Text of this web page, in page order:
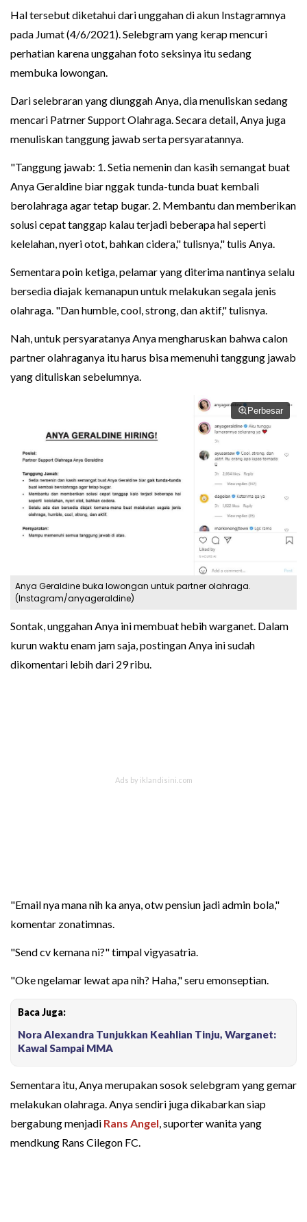
Hal tersebut diketahui dari unggahan di akun Instagramnya
pada Jumat (4/6/2021). Selebgram yang kerap mencuri
perhatian karena unggahan foto seksinya itu sedang
membuka lowongan.
Dari selebraran yang diunggah Anya, dia menuliskan sedang
mencari Patrner Support Olahraga. Secara detail, Anya juga
menuliskan tanggung jawab serta persyaratannya.
"Tanggung jawab: 1. Setia nemenin dan kasih semangat buat
Anya Geraldine biar nggak tunda-tunda buat kembali
berolahraga agar tetap bugar. 2. Membantu dan memberikan
solusi cepat tanggap kalau terjadi beberapa hal seperti
kelelahan, nyeri otot, bahkan cidera," tulisnya," tulis Anya.
Sementara poin ketiga, pelamar yang diterima nantinya selalu
bersedia diajak kemanapun untuk melakukan segala jenis
olahraga. "Dan humble, cool, strong, dan aktif," tulisnya.
Nah, untuk persyaratanya Anya mengharuskan bahwa calon
partner olahraganya itu harus bisa memenuhi tanggung jawab
yang dituliskan sebelumnya.
Perbesar
Anya Geraldine buka lowongan untuk partner olahraga.
(Instagram/anyageraldine)
Sontak, unggahan Anya ini membuat hebih warganet. Dalam
kurun waktu enam jam saja, postingan Anya ini sudah
dikomentari lebih dari 29 ribu.
"Email nya mana nih ka anya, otw pensiun jadi admin bola,"
komentar zonatimnas.
"Send cv kemana ni?" timpal vigyasatria.
"Oke ngelamar lewat apa nih? Haha," seru emonseptian.
Baca Juga:
Nora Alexandra Tunjukkan Keahlian Tinju, Warganet:
Kawal Sampai MMA
Sementara itu, Anya merupakan sosok selebgram yang gemar
melakukan olahraga. Anya sendiri juga dikabarkan siap
bergabung menjadi Rans Angel, suporter wanita yang
mendkung Rans Cilegon FC.